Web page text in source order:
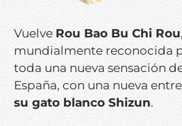
Vuelve Rou Bao Bu Chi Rou
mundialmente reconocida
toda una nueva sensación
España, con una nueva
su gato blanco Shizun.